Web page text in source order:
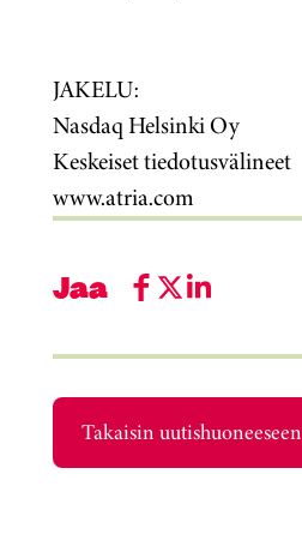
JAKELU:
Nasdaq Helsinki Oy
Keskeiset tiedotusvälineet
www.atria.com
Jaa
Takaisin uutishuoneeseen